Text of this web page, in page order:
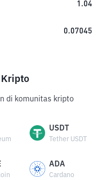
1.04
0.07045
Kripto
di komunitas kripto
USDT
Tether USDT
ADA
Cardano